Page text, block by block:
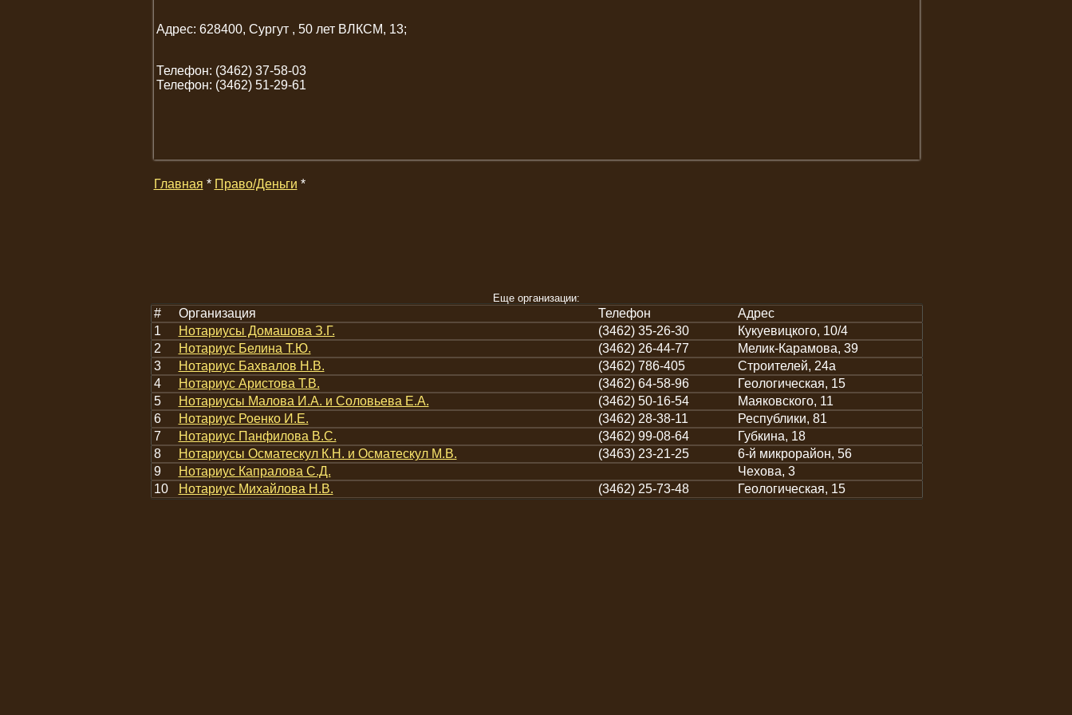
Адрес: 628400, Сургут , 50 лет ВЛКСМ, 13;
Телефон: (3462) 37-58-03
Телефон: (3462) 51-29-61
Главная * Право/Деньги *
Еще организации:
# Организация Телефон
Адрес
1
Нотариусы Домашова З.Г. (3462) 35-26-30
Кукуевицкого, 10/4
2
Нотариус Белина Т.Ю. (3462) 26-44-77
Мелик-Карамова, 39
3
Нотариус Бахвалов Н.В. (3462) 786-405
Строителей, 24а
4
Нотариус Аристова Т.В. (3462) 64-58-96
Геологическая, 15
5
Нотариусы Малова И.А. и Соловьева Е.А. (3462) 50-16-54
Маяковского, 11
6
Нотариус Роенко И.Е. (3462) 28-38-11
Республики, 81
7
Нотариус Панфилова В.С. (3462) 99-08-64
Губкина, 18
8
Нотариусы Осматескул К.Н. и Осматескул М.В. (3463) 23-21-25
6-й микрорайон, 56
9
Нотариус Капралова С.Д.
Чехова, 3
10
Нотариус Михайлова Н.В. (3462) 25-73-48 Геологическая, 15